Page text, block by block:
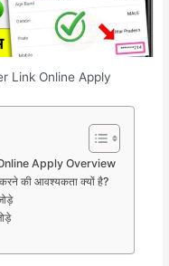
Link Online Apply
Apply Overview
की आवश्यकता क्यों है?